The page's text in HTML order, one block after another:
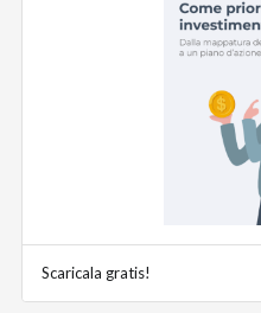
Scaricala gratis!